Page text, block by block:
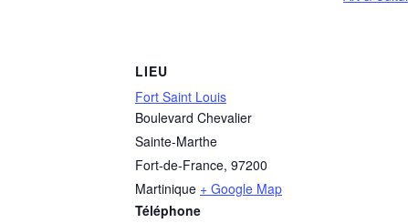
LIEU
Fort Saint Louis
Boulevard Chevalier
Sainte-Marthe
Fort-de-France, 97200
Martinique + Google Map
Téléphone